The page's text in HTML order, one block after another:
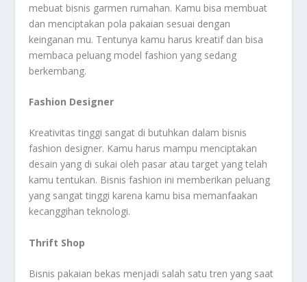
mebuat bisnis garmen rumahan. Kamu bisa membuat
dan menciptakan pola pakaian sesuai dengan
keinganan mu. Tentunya kamu harus kreatif dan bisa
membaca peluang model fashion yang sedang
berkembang.
Fashion Designer
Kreativitas tinggi sangat di butuhkan dalam bisnis
fashion designer. Kamu harus mampu menciptakan
desain yang di sukai oleh pasar atau target yang telah
kamu tentukan. Bisnis fashion ini memberikan peluang
yang sangat tinggi karena kamu bisa memanfaakan
kecanggihan teknologi.
Thrift Shop
Bisnis pakaian bekas menjadi salah satu tren yang saat